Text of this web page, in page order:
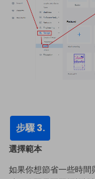
步驟 3.
選擇範本
如果你想節省一些時